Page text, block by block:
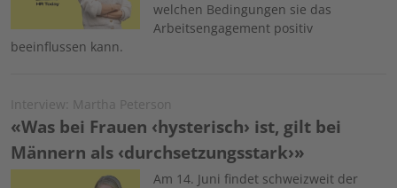
welchen Bedingungen sie das
Arbeitsengagement positiv
beeinflussen kann.
Interview: Martha Peterson
«Was bei Frauen ‹hysterisch› ist, gilt bei
Männern als ‹durchsetzungsstark›»
Am 14. Juni findet schweizweit der